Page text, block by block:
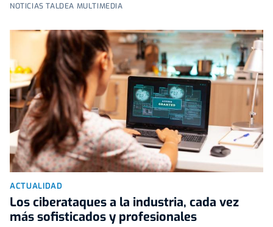
NOTICIAS TALDEA MULTIMEDIA
ACTUALIDAD
Los ciberataques a la industria, cada vez
más sofisticados y profesionales